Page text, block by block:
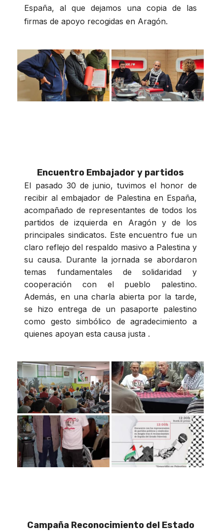
España, al que dejamos una copia de las
firmas de apoyo recogidas en Aragón.
Encuentro Embajador y partidos
El pasado 30 de junio, tuvimos el honor de
recibir al embajador de Palestina en España,
acompañado de representantes de todos los
partidos de izquierda en Aragón y de los
principales sindicatos. Este encuentro fue un
claro reflejo del respaldo masivo a Palestina y
su causa. Durante la jornada se abordaron
temas fundamentales de solidaridad y
cooperación con el pueblo palestino.
Además, en una charla abierta por la tarde,
se hizo entrega de un pasaporte palestino
como gesto simbólico de agradecimiento a
quienes apoyan esta causa justa .
Campaña Reconocimiento del Estado